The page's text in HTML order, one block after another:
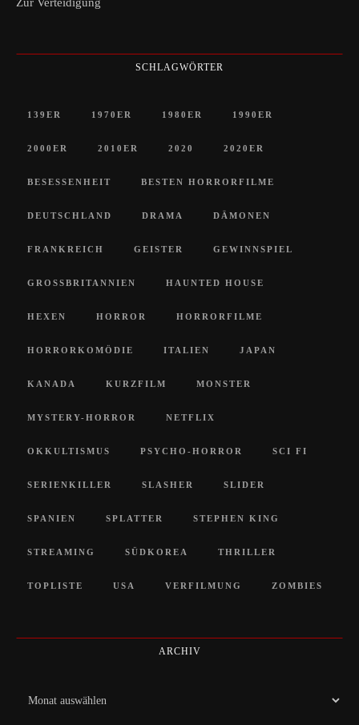
SCHLAGWÖRTER
139ER 1970ER 1980ER 1990ER
2000ER 2010ER 2020 2020ER
BESESSENHEIT BESTEN HORRORFILME
DEUTSCHLAND DRAMA DÄMONEN
FRANKREICH GEISTER GEWINNSPIEL
GROSSBRITANNIEN HAUNTED HOUSE
HEXEN HORROR HORRORFILME
HORRORKOMÖDIE ITALIEN JAPAN
KANADA KURZFILM MONSTER
MYSTERY-HORROR NETFLIX
OKKULTISMUS PSYCHO-HORROR SCI FI
SERIENKILLER SLASHER SLIDER
SPANIEN SPLATTER STEPHEN KING
STREAMING SÜDKOREA THRILLER
TOPLISTE USA VERFILMUNG ZOMBIES
ARCHIV
Archiv